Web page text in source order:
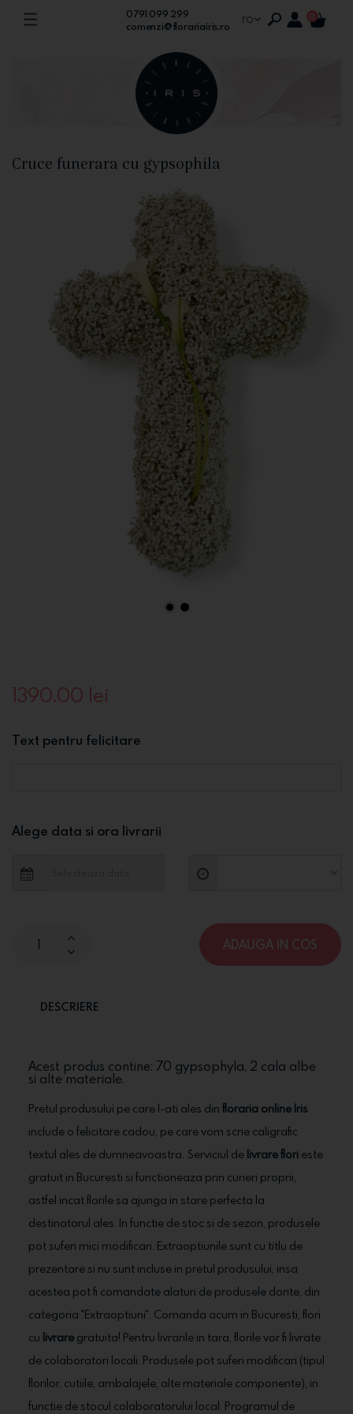
0791 099 299
comenzi@florariairis.ro
ro 0
Cruce funerara cu gypsophila
1390.00 lei
Text pentru felicitare
Alege data si ora livrarii
ADAUGA IN COS
DESCRIERE
Acest produs contine: 70 gypsophyla, 2 cala albe
si alte materiale.
Pretul produsului pe care l-ati ales din floraria online Iris
include o felicitare cadou, pe care vom scrie caligrafic
textul ales de dumneavoastra. Serviciul de livrare flori este
gratuit in Bucuresti si functioneaza prin curieri proprii,
astfel incat florile sa ajunga in stare perfecta la
destinatarul ales. In functie de stoc si de sezon, produsele
pot suferi mici modificari. Extraoptiunile sunt cu titlu de
prezentare si nu sunt incluse in pretul produsului, insa
acestea pot fi comandate alaturi de produsele dorite, din
categoria "Extraoptiuni". Comanda acum in Bucuresti, flori
cu livrare gratuita! Pentru livrarile in tara, florile vor fi livrate
de colaboratori locali. Produsele pot suferi modificari (tipul
florilor, cutiile, ambalajele, alte materiale componente), in
functie de stocul colaboratorului local. Programul de